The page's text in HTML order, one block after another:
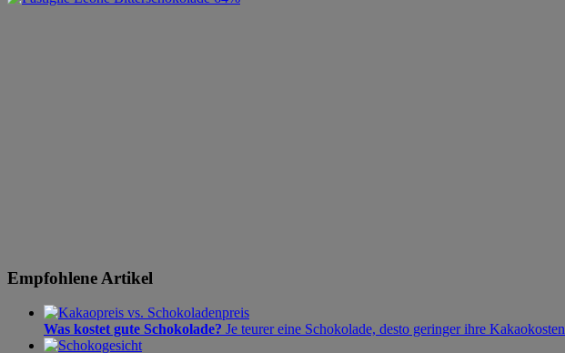
Empfohlene Artikel
Was kostet gute Schokolade? Je teurer eine Schokolade, desto geringer ihre Kakaokosten